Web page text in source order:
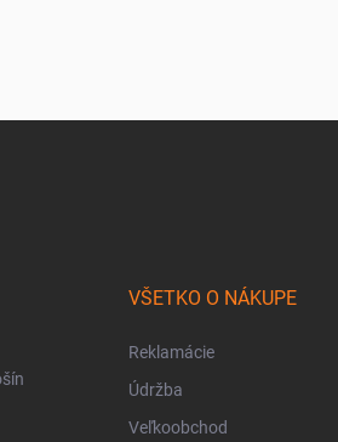
VŠETKO O NÁKUPE
Reklamácie
Údržba
Veľkoobchod